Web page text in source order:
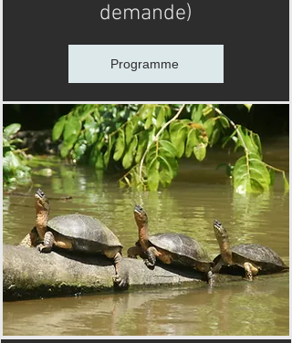
demande)
Programme